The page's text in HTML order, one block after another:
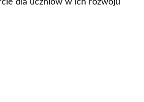
dla uczniów w ich rozwoju